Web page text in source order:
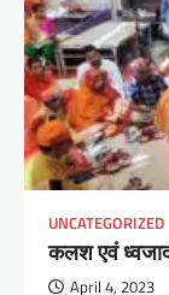
UNCATEGORIZED
कलश एवं
April 4, 2023